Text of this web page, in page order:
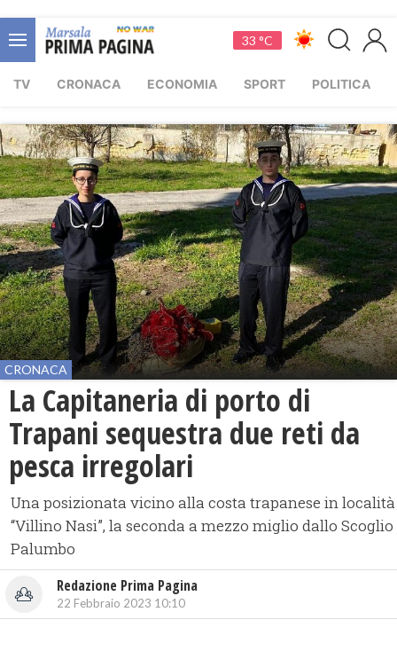
33 °C
TV CRONACA ECONOMIA SPORT POLITICA
CRONACA
La Capitaneria di porto di
Trapani sequestra due reti da
pesca irregolari
Una posizionata vicino alla costa trapanese in località
“Villino Nasi”, la seconda a mezzo miglio dallo Scoglio
Palumbo
Redazione Prima Pagina
22 Febbraio 2023 10:10